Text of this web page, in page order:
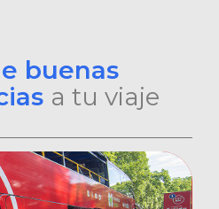
buenas
a tu viaje